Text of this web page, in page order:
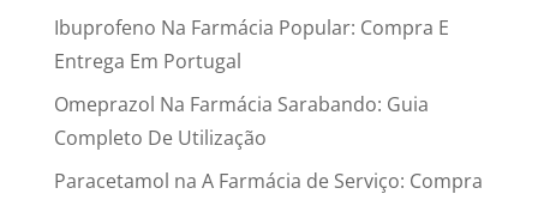
Ibuprofeno Na Farmácia Popular: Compra E
Entrega Em Portugal
Omeprazol Na Farmácia Sarabando: Guia
Completo De Utilização
Paracetamol na A Farmácia de Serviço: Compra